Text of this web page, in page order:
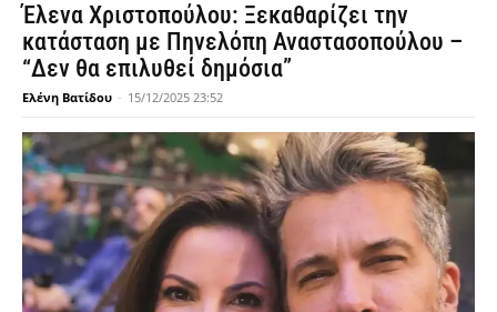
Έλενα Χριστοπούλου: Ξεκαθαρίζει την
κατάσταση με Πηνελόπη Αναστασοπούλου –
“Δεν θα επιλυθεί δημόσια”
Ελένη Βατίδου - 15/12/2025 23:52